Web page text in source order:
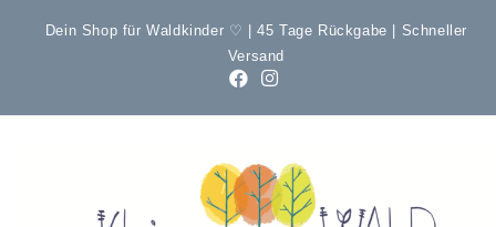
Dein Shop für Waldkinder ♡ | 45 Tage Rückgabe | Schneller
Versand